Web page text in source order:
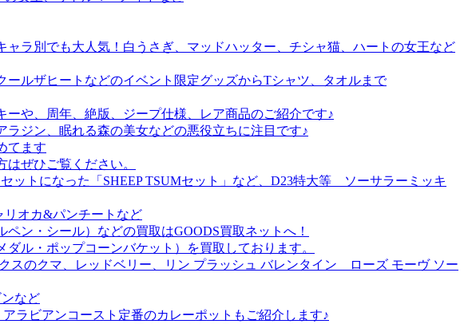
ラ別でも大人気！白うさぎ、マッドハッター、チシャ猫、ハートの女王など
ルザヒートなどのイベント限定グッズからTシャツ、タオルまで
や、周年、絶版、ジープ仕様、レア商品のご紹介です♪
ジン、眠れる森の美女などの悪役立ちに注目です♪
てます
ぜひご覧ください。
ットになった「SHEEP TSUMセット」など、D23特大等 ソーサラーミッキ
リオカ&パンチートなど
ン・シール）などの買取はGOODS買取ネットへ！
ル・ポップコーンバケット）を買取しております。
スのクマ、レッドベリー、リン プラッシュ バレンタイン ローズ モーヴ ソー
など
ラビアンコースト定番のカレーポットもご紹介します♪